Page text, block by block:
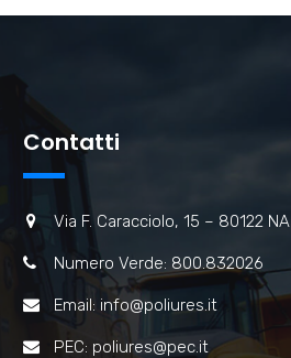
Contatti
Via F. Caracciolo, 15 – 80122 NA
Numero Verde: 800.832026
Email: info@poliures.it
PEC: poliures@pec.it